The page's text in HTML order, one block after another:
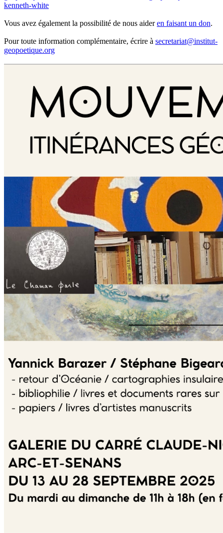
kenneth-white
Vous avez également la possibilité de nous aideren faisant un don.
Pour toute information complémentaire, écrire à secretariat@institut-
geopoetique.org